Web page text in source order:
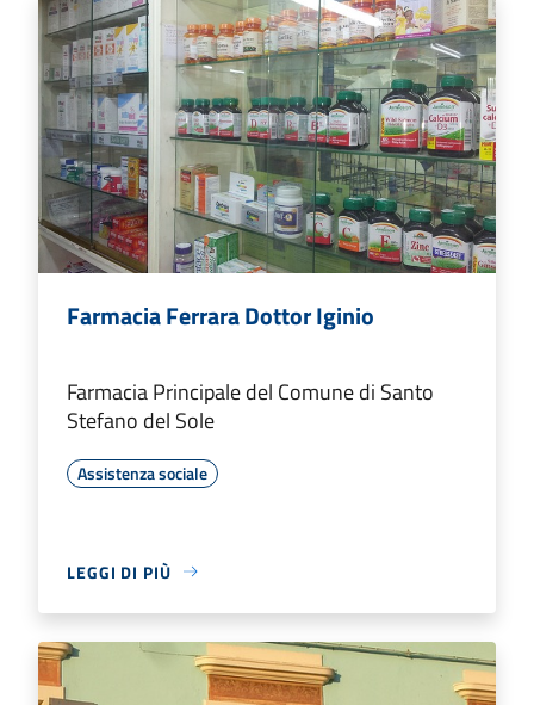
Farmacia Ferrara Dottor Iginio
Farmacia Principale del Comune di Santo
Stefano del Sole
Assistenza sociale
LEGGI DI PIÙ